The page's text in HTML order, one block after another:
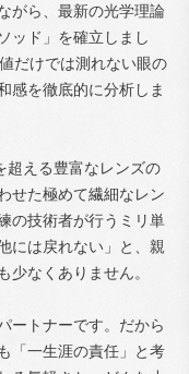
がら、最新の光学理論
ッド」を確立しまし
だけでは測れない眼の
感を徹底的に分析しま
超える豊富なレンズの
せた極めて繊細なレン
の技術者が行うミリ単
には戻れない」と、親
少なくありません。
ートナーです。だから
「一生涯の責任」と考